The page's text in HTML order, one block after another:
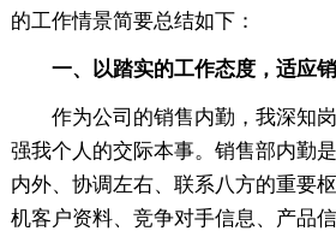
的工作情景简要总结如下：
一、以踏实的工作态度，适应
作为公司的销售内勤，我深知岗
强我个人的交际本事。销售部内勤
内外、协调左右、联系八方的重要
机客户资料、竞争对手信息、产品